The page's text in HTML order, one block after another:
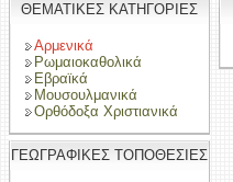
ΘΕΜΑΤΙΚΕΣ ΚΑΤΗΓΟΡΙΕΣ
Αρμενικά
Ρωμαιοκαθολικά
Εβραϊκά
Μουσουλμανικά
Ορθόδοξα Χριστιανικά
ΓΕΩΓΡΑΦΙΚΕΣ ΤΟΠΟΘΕΣΙΕΣ